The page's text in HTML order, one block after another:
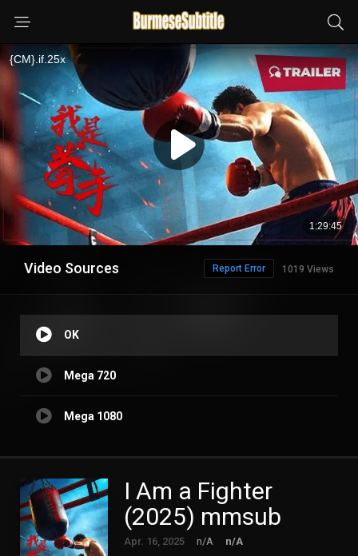
Video Sources 1019 Views
Report Error
OK
Mega 720
Mega 1080
I Am a Fighter
(2025) mmsub
Apr. 16, 2025 n/A
n/A